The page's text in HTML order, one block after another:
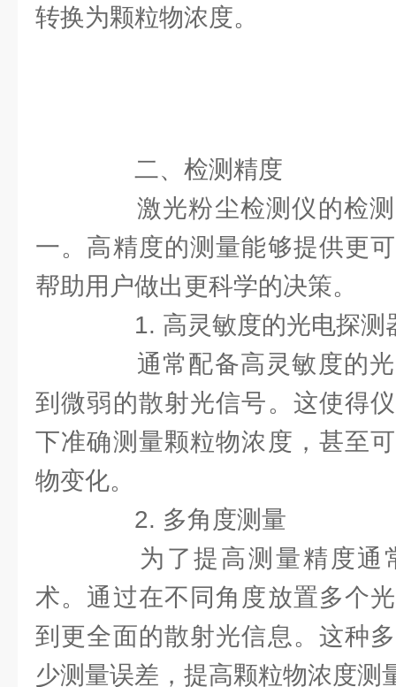
转换为颗粒物浓度。
二、检测精度
激光粉尘检测仪的检测
一。高精度的测量能够提供更
帮助用户做出更科学的决策。
1. 高灵敏度的光电探测
通常配备高灵敏度的光
到微弱的散射光信号。这使得
下准确测量颗粒物浓度，甚至
物变化。
2. 多角度测量
为了提高测量精度通
术。通过在不同角度放置多个
到更全面的散射光信息。这种
少测量误差，提高颗粒物浓度测